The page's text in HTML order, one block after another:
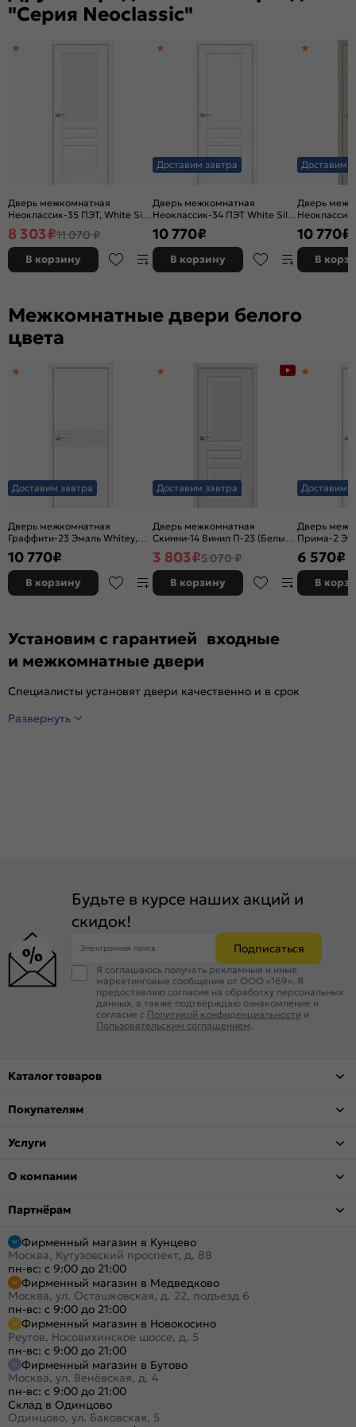
"Серия Neoclassic"
Дверь межкомнатная
Неоклассик-35 ПЭТ, White Silk,
остекленная, white сrystal,
царговая
8 303₽11 070 ₽
В корзину
Доставим завтра
Дверь межкомнатная
Неоклассик-34 ПЭТ White Silk,
глухая, без кромки, царговая
10 770₽
В корзину
Доставим
Дверь
Silk,
царговая
10 770₽
В
Межкомнатные двери белого
цвета
Доставим завтра
Дверь межкомнатная
Граффити-23 Эмаль Whitey,
без декора, глухая, без
стекла, без кромки, каркасно-
щитовая
10 770₽
В корзину
Доставим завтра
Дверь межкомнатная
Скинни-14 Винил П-23 (Белый),
глухая, скиновая
3 803₽5 070 ₽
В корзину
Доставим
Дверь
Прима-2
Melinga,
декора,
филенчатая
6 570₽
В
Установим с гарантией входные
и межкомнатные двери
Специалисты установят двери качественно и в срок
Развернуть
Будьте в курсе наших акций и
скидок!
Электронная почта Подписаться
Я соглашаюсь получать рекламные и иные
маркетинговые сообщения от ООО «169». Я
предоставляю согласие на обработку персональных
данных, а также подтверждаю ознакомление и
согласие с Политикой конфиденциальности и
Пользовательским соглашением.
Каталог товаров
Покупателям
Услуги
О компании
Партнёрам
Фирменный магазин в Кунцево
Москва, Кутузовский проспект, д. 88
пн-вс: с 9:00 до 21:00
Фирменный магазин в Медведково
Москва, ул. Осташковская, д. 22, подъезд 6
пн-вс: с 9:00 до 21:00
Фирменный магазин в Новокосино
Реутов, Носовихинское шоссе, д. 5
пн-вс: с 9:00 до 21:00
Фирменный магазин в Бутово
Москва, ул. Венёвская, д. 4
пн-вс: с 9:00 до 21:00
Склад в Одинцово
Одинцово, ул. Баковская, 5